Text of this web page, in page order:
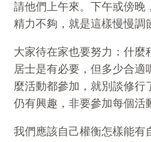
請他們上午來。下午或傍晚
精力不夠，就是這樣慢慢調
大家待在家也要努力：什麼
居士是有必要，但多少合
麼活動都參加，就別談修行
仍有興趣，非要參加每個活
我們應該自己權衡怎樣能有